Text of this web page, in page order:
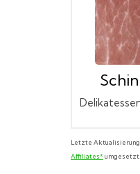
Letzte Aktualisierung
Affiliates*umgesetzt.